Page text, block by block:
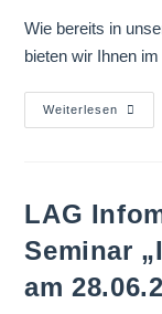
Wie bereits in
bieten wir Ihnen
Weiterlesen
LAG
Seminar
am